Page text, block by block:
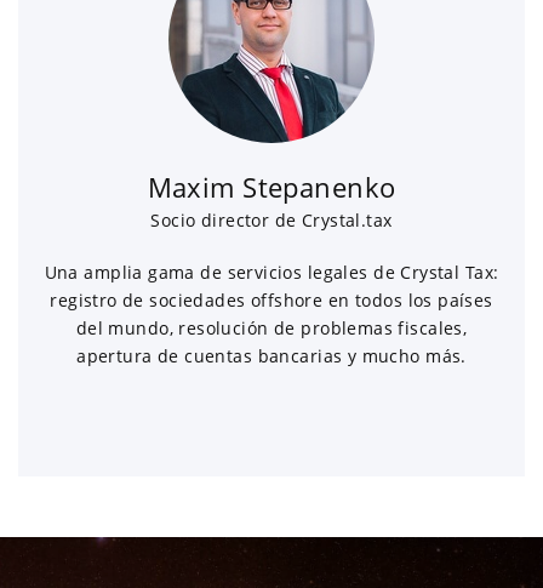
Maxim Stepanenko
Socio director de Crystal.tax
Una amplia gama de servicios legales de Crystal Tax:
registro de sociedades offshore en todos los países
del mundo, resolución de problemas fiscales,
apertura de cuentas bancarias y mucho más.